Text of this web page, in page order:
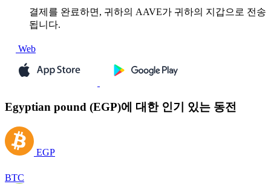
결제를 완료하면, 귀하의 AAVE가 귀하의 지갑으로 전송
됩니다.
Web
Egyptian pound (EGP)에 대한 인기 있는 동전
EGP
BTC